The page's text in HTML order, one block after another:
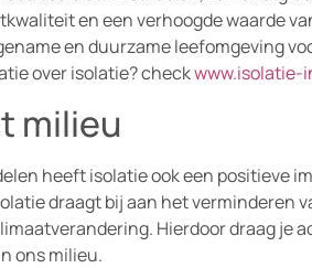
en een verhoogde waarde
en duurzame leefomgeving
over isolatie? checkwww.isolatie-
milieu
heeft isolatie ook een positieve
draagt bij aan het verminderen
Hierdoor draag je
ons milieu.